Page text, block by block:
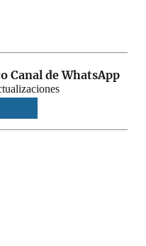
Canal de WhatsApp